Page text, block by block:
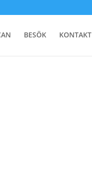
BESÖK KONTAKT